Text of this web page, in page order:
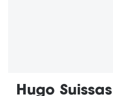
Hugo Suissas